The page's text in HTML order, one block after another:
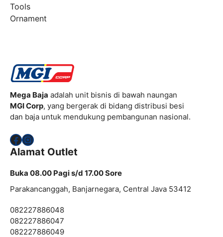
Tools
Ornament
Mega Baja adalah unit bisnis di bawah naungan
MGI Corp, yang bergerak di bidang distribusi besi
dan baja untuk mendukung pembangunan nasional.
Facebook
Instagram
Alamat Outlet
Buka 08.00 Pagi s/d 17.00 Sore
Parakancanggah, Banjarnegara, Central Java 53412
082227886048
082227886047
082227886049